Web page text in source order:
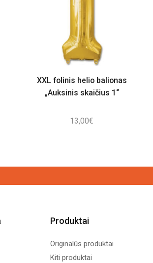
XXL folinis helio balionas
„Auksinis skaičius 1“
13,00€
Produktai
Originalūs produktai
Kiti produktai